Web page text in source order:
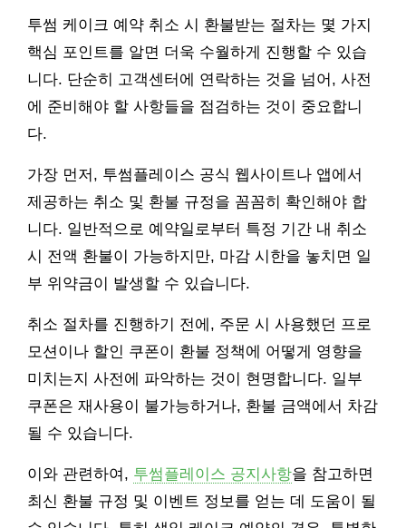
투썸 케이크 예약 취소 시 환불받는 절차는 몇 가지
핵심 포인트를 알면 더욱 수월하게 진행할 수 있습
니다. 단순히 고객센터에 연락하는 것을 넘어, 사전
에 준비해야 할 사항들을 점검하는 것이 중요합니
다.
가장 먼저, 투썸플레이스 공식 웹사이트나 앱에서
제공하는 취소 및 환불 규정을 꼼꼼히 확인해야 합
니다. 일반적으로 예약일로부터 특정 기간 내 취소
시 전액 환불이 가능하지만, 마감 시한을 놓치면 일
부 위약금이 발생할 수 있습니다.
취소 절차를 진행하기 전에, 주문 시 사용했던 프로
모션이나 할인 쿠폰이 환불 정책에 어떻게 영향을
미치는지 사전에 파악하는 것이 현명합니다. 일부
쿠폰은 재사용이 불가능하거나, 환불 금액에서 차감
될 수 있습니다.
이와 관련하여, 투썸플레이스 공지사항을 참고하면
최신 환불 규정 및 이벤트 정보를 얻는 데 도움이 될